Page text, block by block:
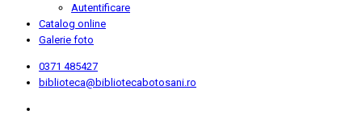
Autentificare
Catalog online
Galerie foto
0371 485427
biblioteca@bibliotecabotosani.ro